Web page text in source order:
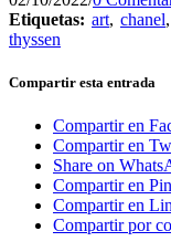
Etiquetas: art, chanel,
thyssen
Compartir esta entrada
Compartir en
Compartir en
Share on
Compartir en
Compartir en
Compartir por